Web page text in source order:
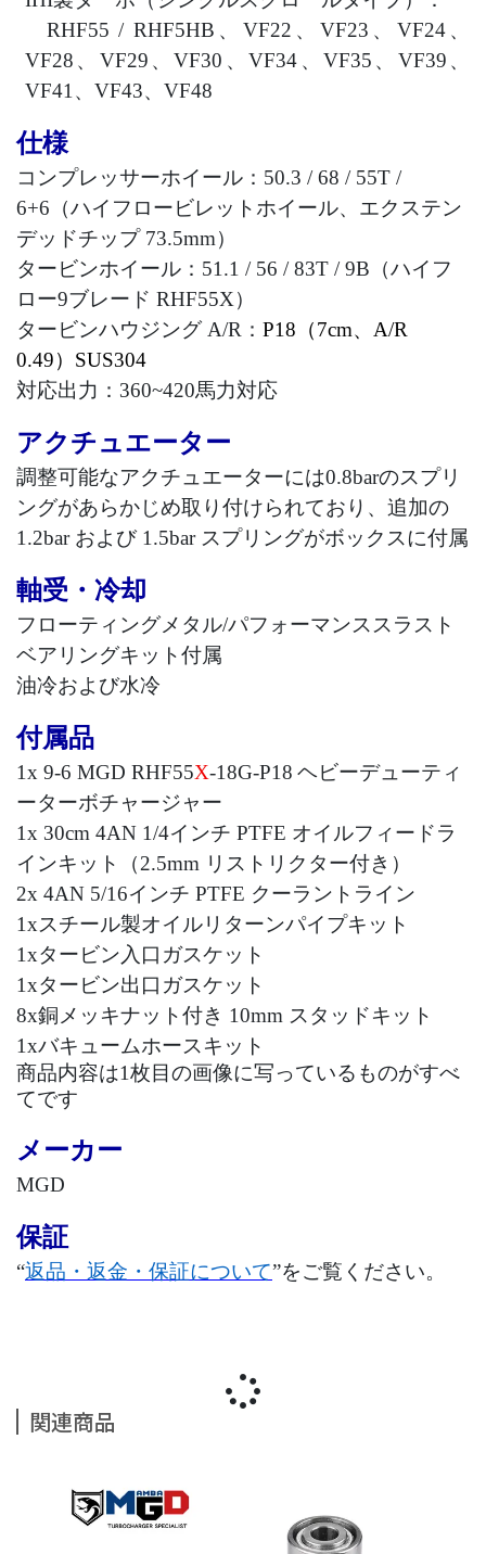
RHF55 / RHF5HB 、 VF22 、 VF23 、 VF24、
VF28 、 VF29 、VF30 、VF34 、 VF35 、 VF39 、
VF41 、 VF43、 VF48
仕様
コンプレッサーホイール： 50.3 / 68 / 55T /
6+6 （ハイフロービレットホイール、エクステン
デッドチップ 73.5mm）
タービンホイール： 51 .1 / 56 / 83T / 9B （ハイフ
ロー9ブレード RHF55X）
タービンハウジング A/R ： P18 （7cm、 A/R
0.49） SUS304
対応出力： 360~420馬力対応
アクチュエーター
調整可能なアクチュエーターには0.8barのスプリ
ングがあらかじめ取り付けられており、追加の
1.2bar および1.5bar スプリングがボックスに付属
軸受・冷却
フローティングメタル/パフォーマンススラスト
ベアリングキット付属
油冷および水冷
付属品
1x 9-6 MGD RHF55X-18G-P18 ヘビーデューティ
ーターボチャージャー
1x 30cm 4AN 1/4インチ PTFE オイルフィードラ
インキット（2.5mm リストリクター付き）
2x 4AN 5/16インチ PTFE クーラントライン
1xスチール製オイルリターンパイプキット
1xタービン入口ガスケット
1xタービン出口ガスケット
8x銅メッキナット付き 10mm スタッドキット
1xバキュームホースキット
商品内容は1枚目の画像に写っているものがすべ
てです
メーカー
MGD
保証
“返品・返金・保証について”をご覧ください。
関連商品